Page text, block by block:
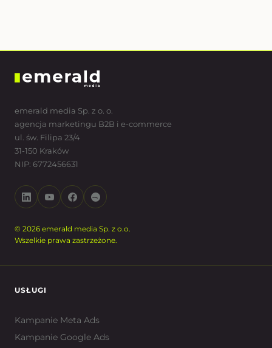
emerald media Sp. z o. o.
agencja marketingu B2B i e-commerce
ul. św. Filipa 23/4
31-150 Kraków
NIP: 6772456631
© 2026 emerald media Sp. z o.o.
Wszelkie prawa zastrzeżone.
USŁUGI
Kampanie Meta Ads
Kampanie Google Ads